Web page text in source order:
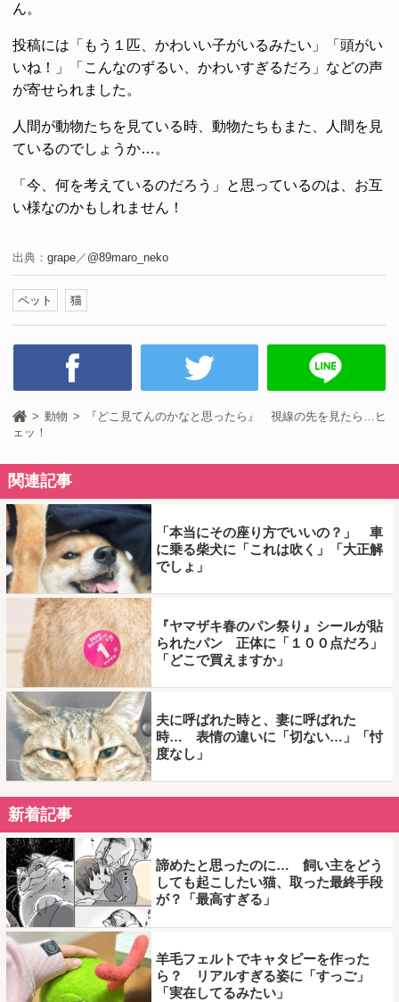
ん。
投稿には「もう１匹、かわいい子がいるみたい」「頭がい
いね！」「こんなのずるい、かわいすぎるだろ」などの声
が寄せられました。
人間が動物たちを見ている時、動物たちもまた、人間を見
ているのでしょうか…。
「今、何を考えているのだろう」と思っているのは、お互
い様なのかもしれません！
出典： grape／ @89maro_neko
ペット 猫
動物
『どこ見てんのかなと思ったら』 視線の先を見たら…ヒ
ェッ！
関連記事
「本当にその座り方でいいの？」 車
に乗る柴犬に「これは吹く」「大正解
でしょ」
『ヤマザキ春のパン祭り』シールが貼
られたパン 正体に「１００点だろ」
「どこで買えますか」
夫に呼ばれた時と、妻に呼ばれた
時… 表情の違いに「切ない…」「忖
度なし」
新着記事
諦めたと思ったのに… 飼い主をどう
しても起こしたい猫、取った最終手段
が？「最高すぎる」
羊毛フェルトでキャタピーを作った
ら？ リアルすぎる姿に「すっご」
「実在してるみたい」